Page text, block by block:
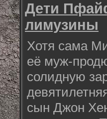
Дети
лимузины
Хотя сама
её муж-
солидную
сын Джон